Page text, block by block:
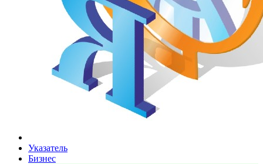
Указатель
Бизнес